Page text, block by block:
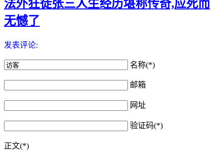
法外狂徒张三人生经历堪称传奇,应死而
无憾了
发表评论:
名称(*)
邮箱
网址
验证码(*)
正文(*)